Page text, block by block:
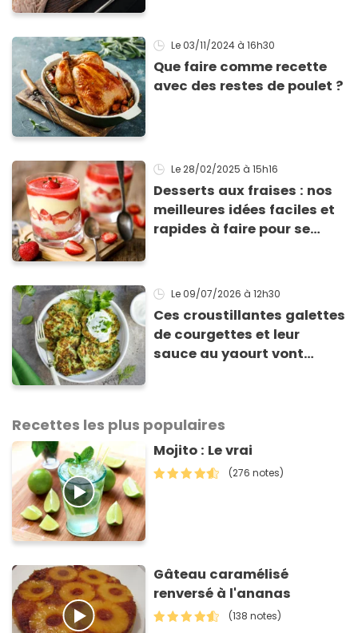
Le 03/11/2024 à 16h30
Que faire comme recette
avec des restes de poulet ?
Le 28/02/2025 à 15h16
Desserts aux fraises : nos
meilleures idées faciles et
rapides à faire pour se
Le 09/07/2026 à 12h30
Ces croustillantes galettes
de courgettes et leur
sauce au yaourt vont
Recettes les plus populaires
Mojito : Le vrai
(276 notes)
Gâteau caramélisé
renversé à l'ananas
(138 notes)